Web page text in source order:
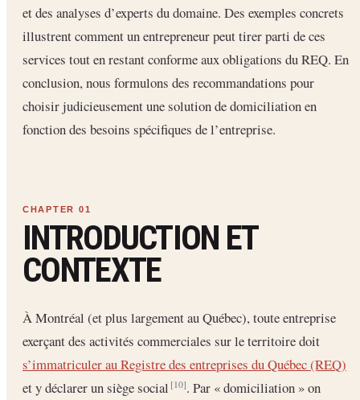
et des analyses d’experts du domaine. Des exemples concrets
illustrent comment un entrepreneur peut tirer parti de ces
services tout en restant conforme aux obligations du REQ. En
conclusion, nous formulons des recommandations pour
choisir judicieusement une solution de domiciliation en
fonction des besoins spécifiques de l’entreprise.
INTRODUCTION ET
CONTEXTE
À Montréal (et plus largement au Québec), toute entreprise
exerçant des activités commerciales sur le territoire doit
s’immatriculer au Registre des entreprises du Québec (REQ)
et y déclarer un siège social[10]. Par « domiciliation » on